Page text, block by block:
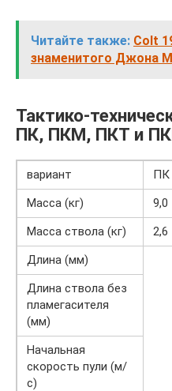
Читайте также: Colt
знаменитого Джона
Тактико-
ПК, ПКМ, ПКТ и
вариант ПК
Масса (кг)
9,0
Масса ствола (кг)
2,6
Длина (мм)
Длина ствола без
пламегасителя
(мм)
Начальная
скорость пули (м/
с)